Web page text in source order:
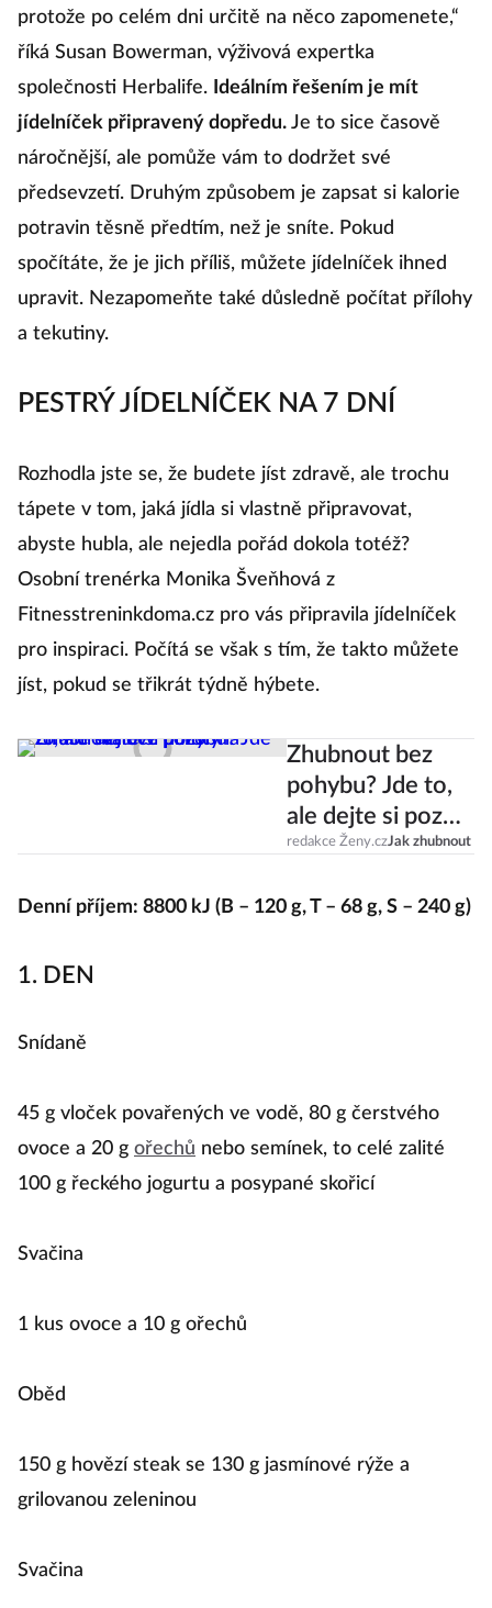
protože po celém dni určitě na něco zapomenete,“
říká Susan Bowerman, výživová expertka
společnosti Herbalife. Ideálním řešením je mít
jídelníček připravený dopředu. Je to sice časově
náročnější, ale pomůže vám to dodržet své
předsevzetí. Druhým způsobem je zapsat si kalorie
potravin těsně předtím, než je sníte. Pokud
spočítáte, že je jich příliš, můžete jídelníček ihned
upravit. Nezapomeňte také důsledně počítat přílohy
a tekutiny.
PESTRÝ JÍDELNÍČEK NA 7 DNÍ
Rozhodla jste se, že budete jíst zdravě, ale trochu
tápete v tom, jaká jídla si vlastně připravovat,
abyste hubla, ale nejedla pořád dokola totéž?
Osobní trenérka Monika Šveňhová z
Fitnesstreninkdoma.cz pro vás připravila jídelníček
pro inspiraci. Počítá se však s tím, že takto můžete
jíst, pokud se třikrát týdně hýbete.
Zhubnout bez
pohybu? Jde to,
ale dejte si pozor
na ztrátu svalové
redakce Ženy.czJak zhubnout
Denní příjem: 8800 kJ (B – 120 g, T – 68 g, S – 240 g)
1. DEN
Snídaně
45 g vloček povařených ve vodě, 80 g čerstvého
ovoce a 20 g ořechů nebo semínek, to celé zalité
100 g řeckého jogurtu a posypané skořicí
Svačina
1 kus ovoce a 10 g ořechů
Oběd
150 g hovězí steak se 130 g jasmínové rýže a
grilovanou zeleninou
Svačina